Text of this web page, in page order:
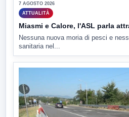
7 AGOSTO 2026
ATTUALITÀ
Miasmi e Calore, l'ASL parla
Nessuna nuova moria di pesci e
sanitaria nel...